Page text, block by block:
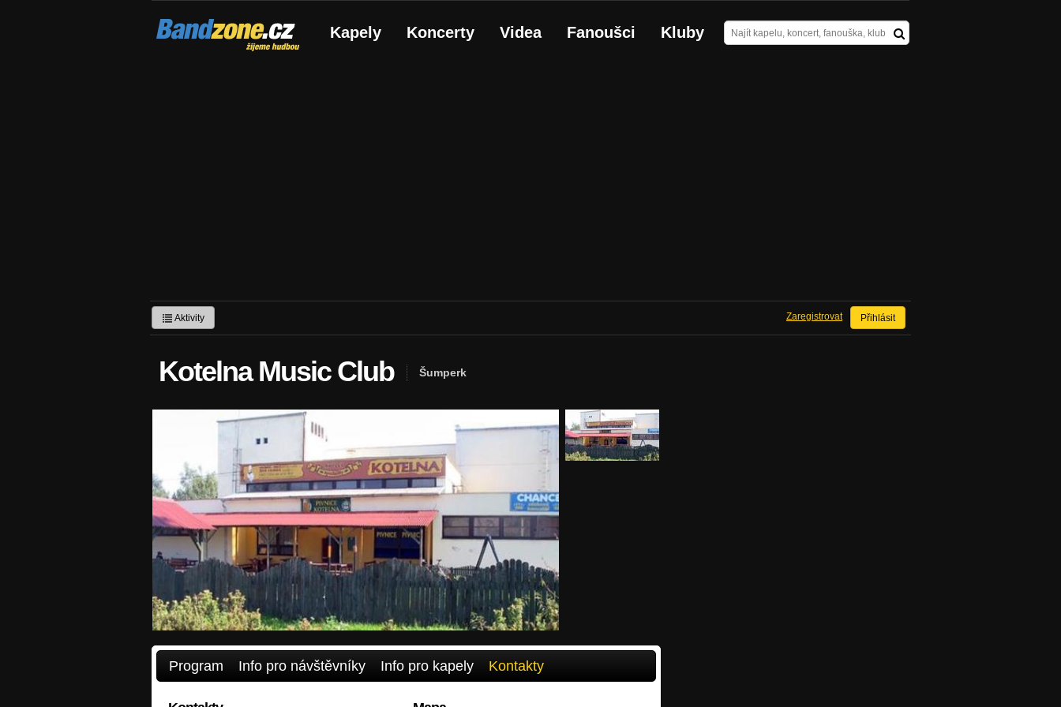
Bandzone.cz
žijeme hudbou Kapely Koncerty Videa Fanoušci Kluby
Aktivity Přihlásit
Zaregistrovat
Kotelna Music Club Šumperk
Program Info pro návštěvníky Info pro kapely Kontakty